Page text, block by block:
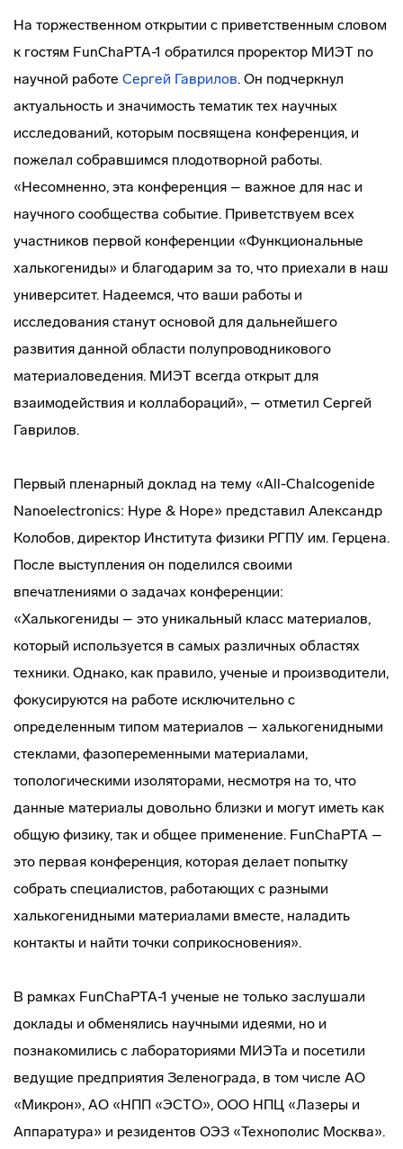
На торжественном открытии с приветственным словом
к гостям FunChaPTA-1 обратился проректор МИЭТ по
научной работе Сергей Гаврилов. Он подчеркнул
актуальность и значимость тематик тех научных
исследований, которым посвящена конференция, и
пожелал собравшимся плодотворной работы.
«Несомненно, эта конференция – важное для нас и
научного сообщества событие. Приветствуем всех
участников первой конференции «Функциональные
халькогениды» и благодарим за то, что приехали в наш
университет. Надеемся, что ваши работы и
исследования станут основой для дальнейшего
развития данной области полупроводникового
материаловедения. МИЭТ всегда открыт для
взаимодействия и коллабораций», – отметил Сергей
Гаврилов.
Первый пленарный доклад на тему «All-Chalcogenide
Nanoelectronics: Hype & Hope» представил Александр
Колобов, директор Института физики РГПУ им. Герцена.
После выступления он поделился своими
впечатлениями о задачах конференции:
«Халькогениды – это уникальный класс материалов,
который используется в самых различных областях
техники. Однако, как правило, ученые и производители,
фокусируются на работе исключительно с
определенным типом материалов – халькогенидными
стеклами, фазопеременными материалами,
топологическими изоляторами, несмотря на то, что
данные материалы довольно близки и могут иметь как
общую физику, так и общее применение. FunChaPTA –
это первая конференция, которая делает попытку
собрать специалистов, работающих с разными
халькогенидными материалами вместе, наладить
контакты и найти точки соприкосновения».
В рамках FunChaPTA-1 ученые не только заслушали
доклады и обменялись научными идеями, но и
познакомились с лабораториями МИЭТа и посетили
ведущие предприятия Зеленограда, в том числе АО
«Микрон», АО «НПП «ЭСТО», ООО НПЦ «Лазеры и
Аппаратура» и резидентов ОЭЗ «Технополис Москва».